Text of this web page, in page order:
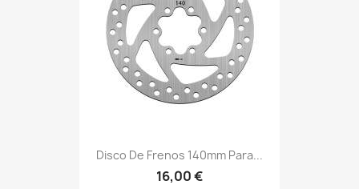
Disco De Frenos 140mm Para...
16,00 €